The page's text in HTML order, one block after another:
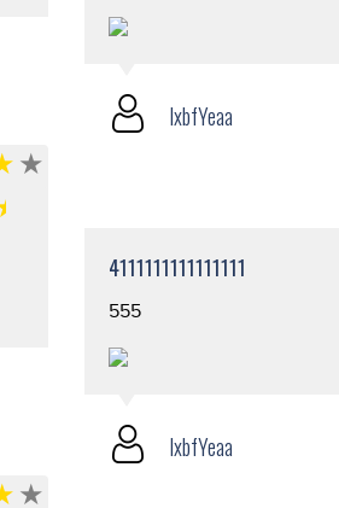
lxbfYeaa
4111111111111111
555
lxbfYeaa